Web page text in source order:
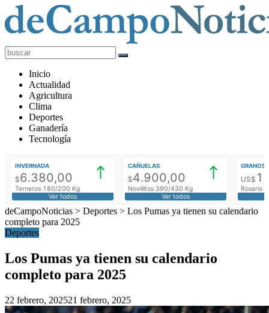
deCampoNoticias
Actualidad
Agropecuaria
Inicio
Actualidad
Agricultura
Clima
Deportes
Ganadería
Tecnología
INVERNADA
$6.380,00
Terneros 180/200 Kg
Ver todos
CAÑUELAS
$4.900,00
Novillitos 390/430 Kg
Ver todos
GRANOS
US$
Rosario
deCampoNoticias > Deportes > Los Pumas ya tienen su calendario
completo para 2025
Deportes
Los Pumas ya tienen su calendario
completo para 2025
22 febrero, 202521 febrero, 2025